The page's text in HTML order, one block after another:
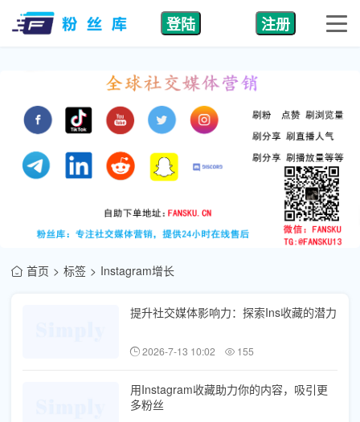
登陆 注册
首页 标签 Instagram增长
提升社交媒体影响力：探索Ins收藏的潜力
2026-7-13 10:02 155
用Instagram收藏助力你的内容，吸引更
多粉丝